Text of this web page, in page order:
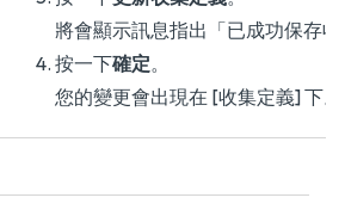
將會顯示訊息指出「已成功保存
按一下確定。
您的變更會出現在 [收集定義] 下。